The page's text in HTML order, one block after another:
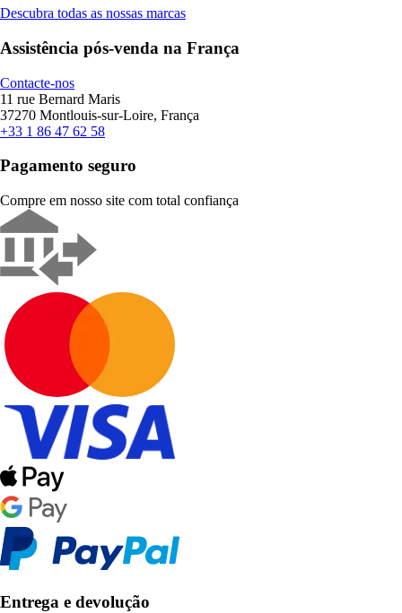
Descubra todas as nossas marcas
Assistência pós-venda na França
Contacte-nos
11 rue Bernard Maris
37270 Montlouis-sur-Loire, França
+33 1 86 47 62 58
Pagamento seguro
Compre em nosso site com total confiança
Entrega e devolução